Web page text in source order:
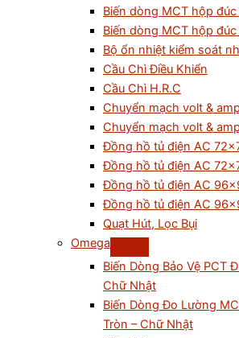
Biến dòng MCT hộp đúc
Biến dòng MCT hộp đúc
Bộ ổn nhiệt kiểm soát
Cầu Chì Điều Khiển
Cầu Chì H.R.C
Chuyển mạch volt &
Chuyển mạch volt &
Đồng hồ tủ điện AC
Đồng hồ tủ điện AC
Đồng hồ tủ điện AC
Đồng hồ tủ điện AC
Quạt Hút, Lọc Bụi
Omega
Biến Dòng Bảo Vệ PCT
Chữ Nhật
Biến Dòng Đo Lường
Tròn – Chữ Nhật